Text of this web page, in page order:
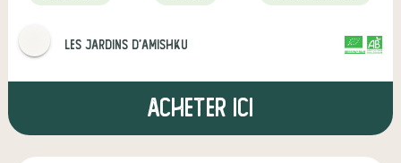
Les jardins d'Amishku
Acheter ici